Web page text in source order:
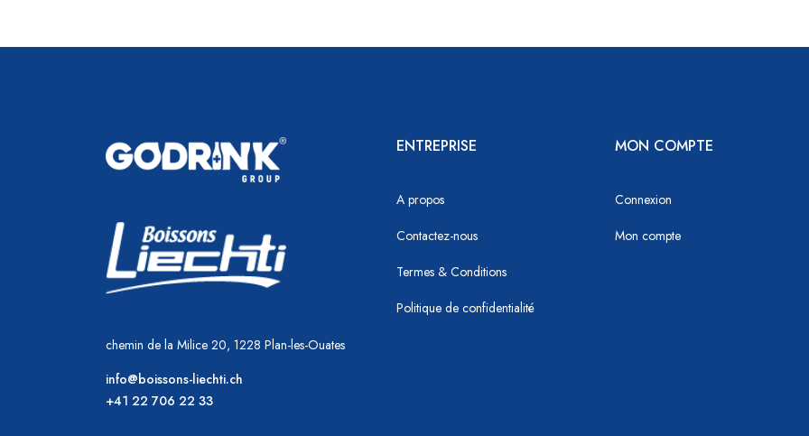
chemin de la Milice 20, 1228 Plan-les-Ouates
info@boissons-liechti.ch
+41 22 706 22 33
ENTREPRISE
A propos
Contactez-nous
Termes & Conditions
Politique de confidentialité
MON COMPTE
Connexion
Mon compte